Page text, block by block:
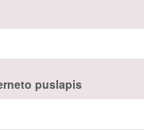
puslapis